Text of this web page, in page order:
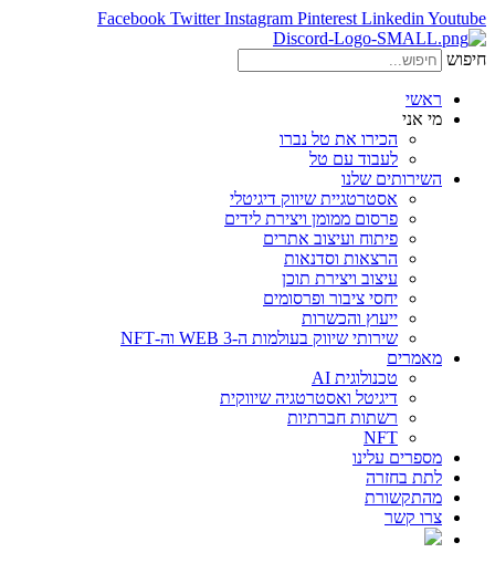
Facebook Twitter Instagram Pinterest Linkedin Youtube
חיפוש
ראשי
מי אני
הכירו את טל נברו
לעבוד עם טל
השירותים שלנו
אסטרטגיית שיווק דיגיטלי
פרסום ממומן ויצירת לידים
פיתוח ועיצוב אתרים
הרצאות וסדנאות
עיצוב ויצירת תוכן
יחסי ציבור ופרסומים
ייעוץ והכשרות
שירותי שיווק בעולמות ה-WEB 3 וה-NFT
מאמרים
טכנולוגית AI
דיגיטל ואסטרטגיה שיווקית
רשתות חברתיות
NFT
מספרים עלינו
לתת בחזרה
מהתקשורת
צרו קשר